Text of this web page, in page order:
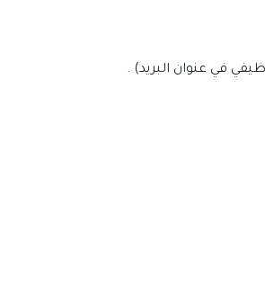
في عنوان البريد) .